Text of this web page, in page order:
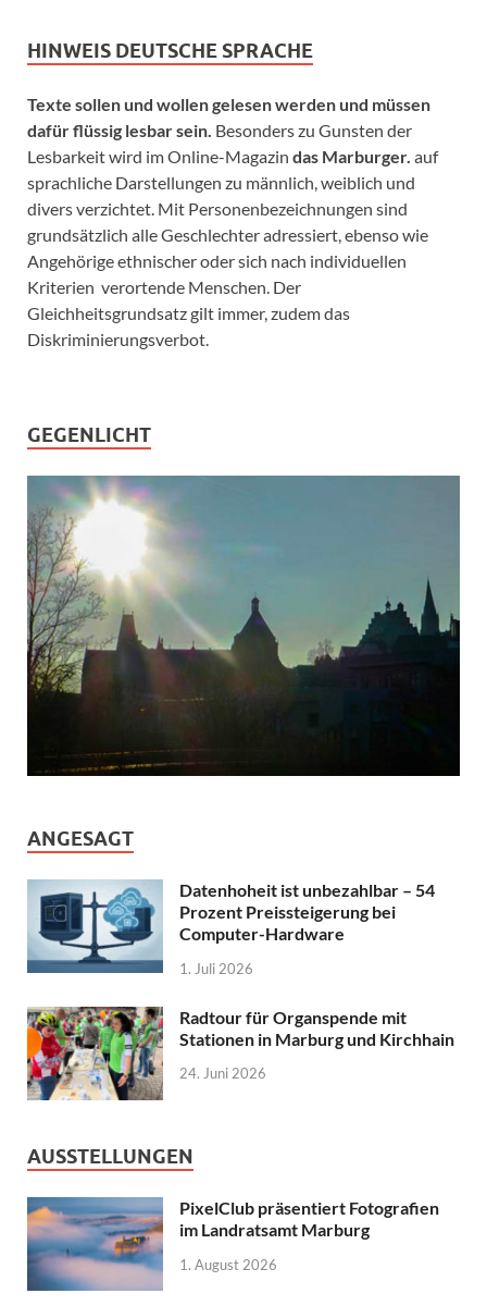
HINWEIS DEUTSCHE SPRACHE
Texte sollen und wollen gelesen werden und müssen
dafür flüssig lesbar sein. Besonders zu Gunsten der
Lesbarkeit wird im Online-Magazin das Marburger. auf
sprachliche Darstellungen zu männlich, weiblich und
divers verzichtet. Mit Personenbezeichnungen sind
grundsätzlich alle Geschlechter adressiert, ebenso wie
Angehörige ethnischer oder sich nach individuellen
Kriterien verortende Menschen. Der
Gleichheitsgrundsatz gilt immer, zudem das
Diskriminierungsverbot.
GEGENLICHT
ANGESAGT
Datenhoheit ist unbezahlbar – 54
Prozent Preissteigerung bei
Computer-Hardware
1. Juli 2026
Radtour für Organspende mit
Stationen in Marburg und Kirchhain
24. Juni 2026
AUSSTELLUNGEN
PixelClub präsentiert Fotografien
im Landratsamt Marburg
1. August 2026